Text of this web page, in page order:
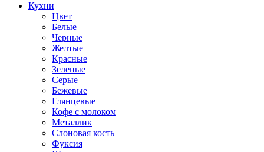
Кухни
Цвет
Белые
Черные
Желтые
Красные
Зеленые
Серые
Бежевые
Глянцевые
Кофе с молоком
Металлик
Слоновая кость
Фуксия